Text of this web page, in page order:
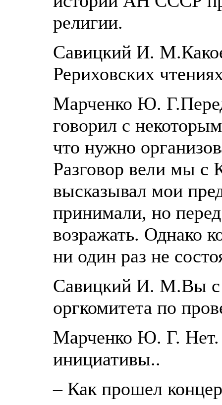
религии.
Савицкий И.
Рериховских
Марченко Ю.
говорил с
что нужно
Разговор вели мы с
высказывал мои
принимали, но
возражать. Однако
ни один раз не
Савицкий И. М.Вы
оргкомитета по
Марченко Ю. Г. Нет.
инициативы..
– Как прошел